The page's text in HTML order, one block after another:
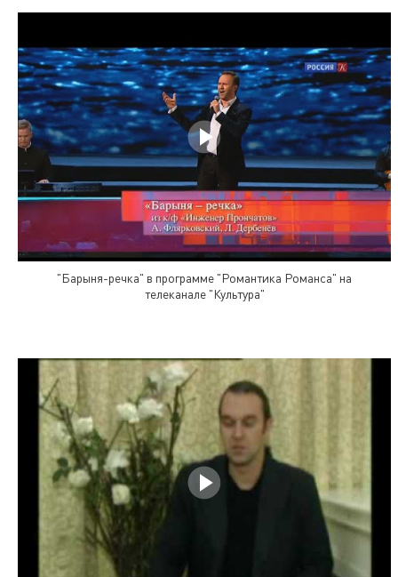
"Барыня-речка" в программе "Романтика Романса" на
телеканале "Культура"